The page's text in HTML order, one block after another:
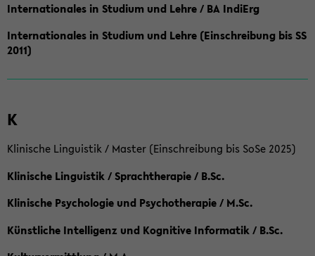
Internationales in Studium und Lehre / BA IndiErg
Internationales in Studium und Lehre (Einschreibung bis SS
2011)
K
Klinische Linguistik / Master (Einschreibung bis SoSe 2025)
Klinische Linguistik / Sprachtherapie / B.Sc.
Klinische Psychologie und Psychotherapie / M.Sc.
Künstliche Intelligenz und Kognitive Informatik / B.Sc.